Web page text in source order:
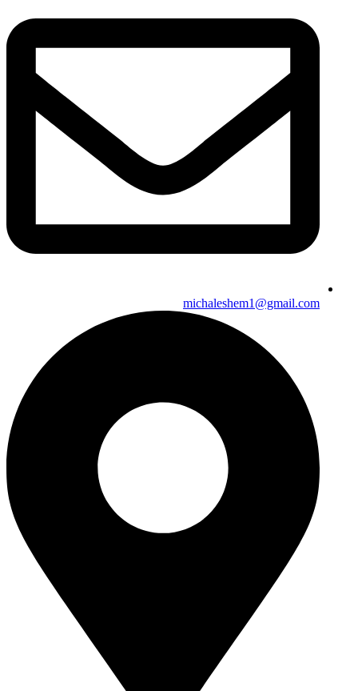
michaleshem1@gmail.com